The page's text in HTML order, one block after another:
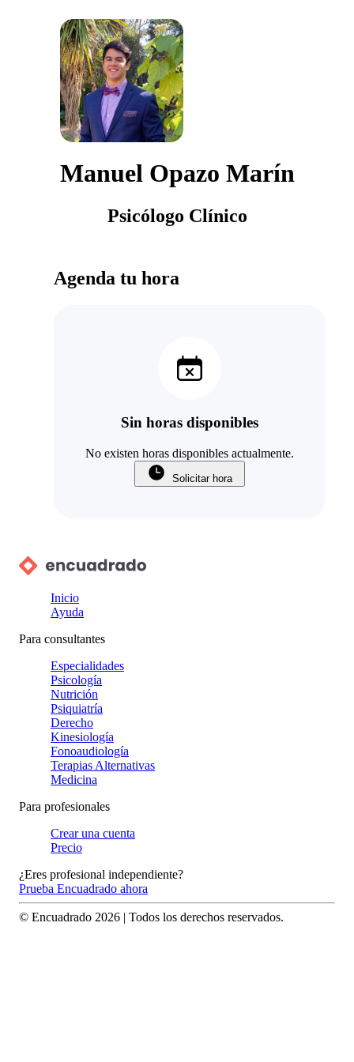
Manuel Opazo Marín
Psicólogo Clínico
Agenda tu hora
Sin horas disponibles
No existen horas disponibles actualmente.
Solicitar hora
Inicio
Ayuda
Para consultantes
Especialidades
Psicología
Nutrición
Psiquiatría
Derecho
Kinesiología
Fonoaudiología
Terapias Alternativas
Medicina
Para profesionales
Crear una cuenta
Precio
¿Eres profesional independiente?
Prueba Encuadrado ahora
© Encuadrado 2026 | Todos los derechos reservados.